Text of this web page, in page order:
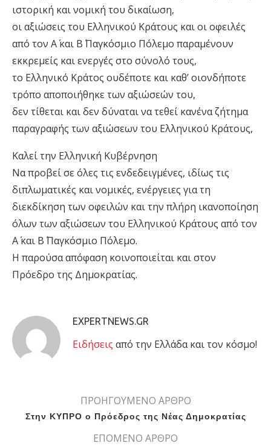
ιστορική και νομική του δικαίωση,
οι αξιώσεις του Ελληνικού Κράτους και οι οφειλές
από τον Α΄ και Β΄ Παγκόσμιο Πόλεμο παραμένουν
εκκρεμείς και ενεργές στο σύνολό τους,
το Ελληνικό Κράτος ουδέποτε και καθ’ οιονδήποτε
τρόπο αποποιήθηκε των αξιώσεών του,
δεν τίθεται και δεν δύναται να τεθεί κανένα ζήτημα
παραγραφής των αξιώσεων του Ελληνικού Κράτους,
Καλεί την Ελληνική Κυβέρνηση
Να προβεί σε όλες τις ενδεδειγμένες, ιδίως τις
διπλωματικές και νομικές, ενέργειες για τη
διεκδίκηση των οφειλών και την πλήρη ικανοποίηση
όλων των αξιώσεων του Ελληνικού Κράτους από τον
Α΄ και Β΄ Παγκόσμιο Πόλεμο.
Η παρούσα απόφαση κοινοποιείται και στον
Πρόεδρο της Δημοκρατίας.
EXPERTNEWS.GR
Eιδήσεις από την Ελλάδα και τον κόσμο!
ΠΡΟΗΓΟΥΜΕΝΟ ΑΡΘΡΟ
Στην ΚΥΠΡΟ ο Πρόεδρος της Νέας Δημοκρατίας
ΕΠΟΜΕΝΟ ΑΡΘΡΟ